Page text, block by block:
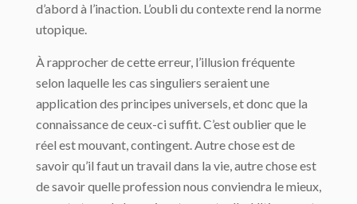
d’abord à l’inaction. L’oubli du contexte rend la norme
utopique.
À rapprocher de cette erreur, l’illusion fréquente
selon laquelle les cas singuliers seraient une
application des principes universels, et donc que la
connaissance de ceux-ci suffit. C’est oublier que le
réel est mouvant, contingent. Autre chose est de
savoir qu’il faut un travail dans la vie, autre chose est
de savoir quelle profession nous conviendra le mieux,